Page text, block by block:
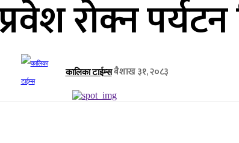
रोक्न
कालिका टाईम्सबैशाख ३१, २०८३